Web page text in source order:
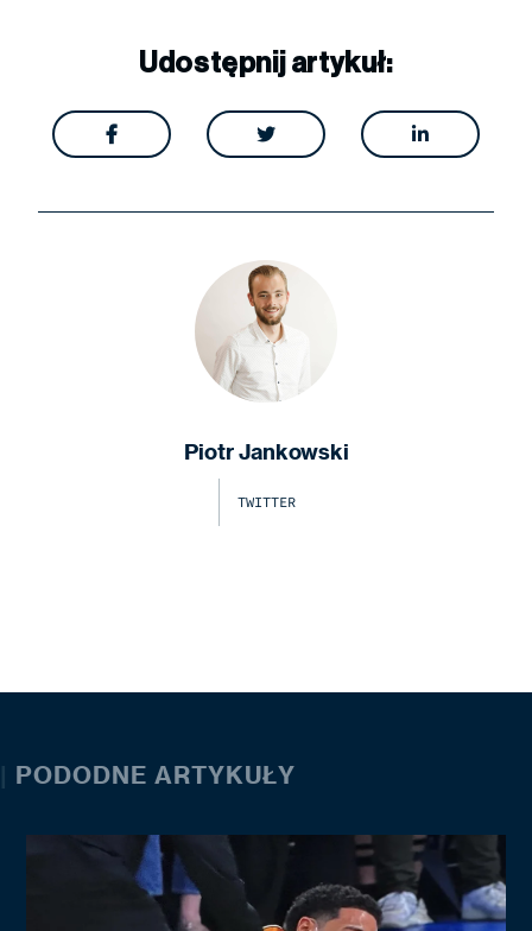
Udostępnij artykuł:
  
Piotr Jankowski
TWITTER
| PODODNE ARTYKUŁY